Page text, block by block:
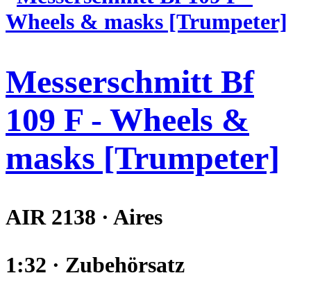
Messerschmitt Bf
109 F - Wheels &
masks [Trumpeter]
AIR 2138 · Aires
1:32 · Zubehörsatz